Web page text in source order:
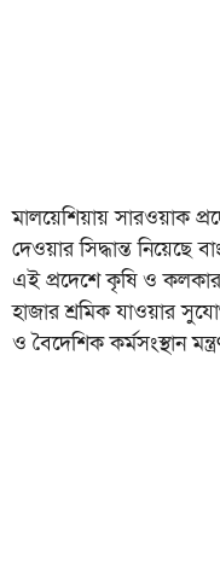
মালয়েশিয়ায় সারওয়াক
দেওয়ার সিদ্ধান্ত নিয়েছে
এই প্রদেশে কৃষি ও
হাজার শ্রমিক যাওয়ার
ও বৈদেশিক কর্মসংস্থান